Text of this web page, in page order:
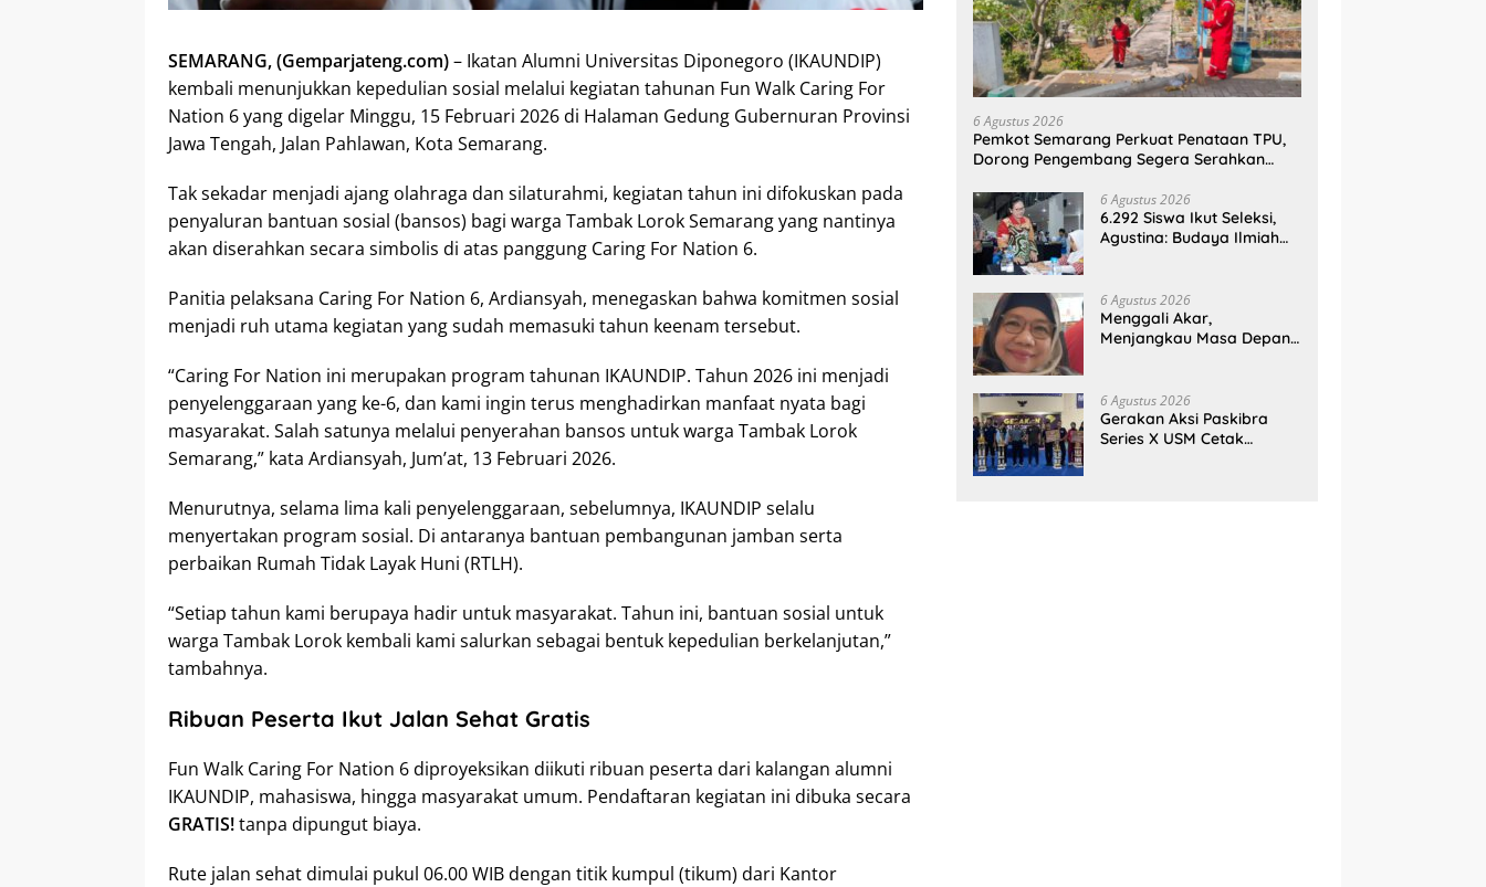
SEMARANG, (Gemparjateng.com)– Ikatan Alumni Universitas Diponegoro (IKAUNDIP)
kembali menunjukkan kepedulian sosial melalui kegiatan tahunan Fun Walk Caring For
Nation 6 yang digelar Minggu, 15 Februari 2026 di Halaman Gedung Gubernuran Provinsi
Jawa Tengah, Jalan Pahlawan, Kota Semarang.
Tak sekadar menjadi ajang olahraga dan silaturahmi, kegiatan tahun ini difokuskan pada
penyaluran bantuan sosial (bansos) bagi warga Tambak Lorok Semarang yang nantinya
akan diserahkan secara simbolis di atas panggung Caring For Nation 6.
Panitia pelaksana Caring For Nation 6, Ardiansyah, menegaskan bahwa komitmen sosial
menjadi ruh utama kegiatan yang sudah memasuki tahun keenam tersebut.
“Caring For Nation ini merupakan program tahunan IKAUNDIP. Tahun 2026 ini menjadi
penyelenggaraan yang ke-6, dan kami ingin terus menghadirkan manfaat nyata bagi
masyarakat. Salah satunya melalui penyerahan bansos untuk warga Tambak Lorok
Semarang,” kata Ardiansyah, Jum’at, 13 Februari 2026.
Menurutnya, selama lima kali penyelenggaraan, sebelumnya, IKAUNDIP selalu
menyertakan program sosial. Di antaranya bantuan pembangunan jamban serta
perbaikan Rumah Tidak Layak Huni (RTLH).
“Setiap tahun kami berupaya hadir untuk masyarakat. Tahun ini, bantuan sosial untuk
warga Tambak Lorok kembali kami salurkan sebagai bentuk kepedulian berkelanjutan,”
tambahnya.
Ribuan Peserta Ikut Jalan Sehat Gratis
Fun Walk Caring For Nation 6 diproyeksikan diikuti ribuan peserta dari kalangan alumni
IKAUNDIP, mahasiswa, hingga masyarakat umum. Pendaftaran kegiatan ini dibuka secara
GRATIS!tanpa dipungut biaya.
Rute jalan sehat dimulai pukul 06.00 WIB dengan titik kumpul (tikum) dari Kantor
6 Agustus 2026
Pemkot Semarang Perkuat Penataan TPU,
Dorong Pengembang Segera Serahkan
6 Agustus 2026
6.292 Siswa Ikut Seleksi,
Agustina: Budaya Ilmiah
6 Agustus 2026
Menggali Akar,
Menjangkau Masa Depan:
Berkelanjutan
6 Agustus 2026
Gerakan Aksi Paskibra
Series X USM Cetak